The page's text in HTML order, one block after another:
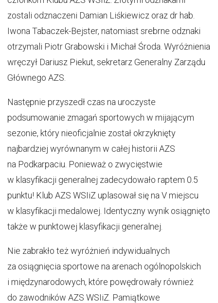
zostali odznaczeni Damian Liśkiewicz oraz dr hab.
Iwona Tabaczek-Bejster, natomiast srebrne odznaki
otrzymali Piotr Grabowski i Michał Środa. Wyróżnienia
wręczył Dariusz Piekut, sekretarz Generalny Zarządu
Głównego AZS.
Następnie przyszedł czas na uroczyste
podsumowanie zmagań sportowych w mijającym
sezonie, który nieoficjalnie został okrzyknięty
najbardziej wyrównanym w całej historii AZS
na Podkarpaciu. Ponieważ o zwycięstwie
w klasyfikacji generalnej zadecydowało raptem 0.5
punktu! Klub AZS WSIiZ uplasował się na V miejscu
w klasyfikacji medalowej. Identyczny wynik osiągnięto
także w punktowej klasyfikacji generalnej.
Nie zabrakło też wyróżnień indywidualnych
za osiągnięcia sportowe na arenach ogólnopolskich
i międzynarodowych, które powędrowały również
do zawodników AZS WSIiZ. Pamiątkowe